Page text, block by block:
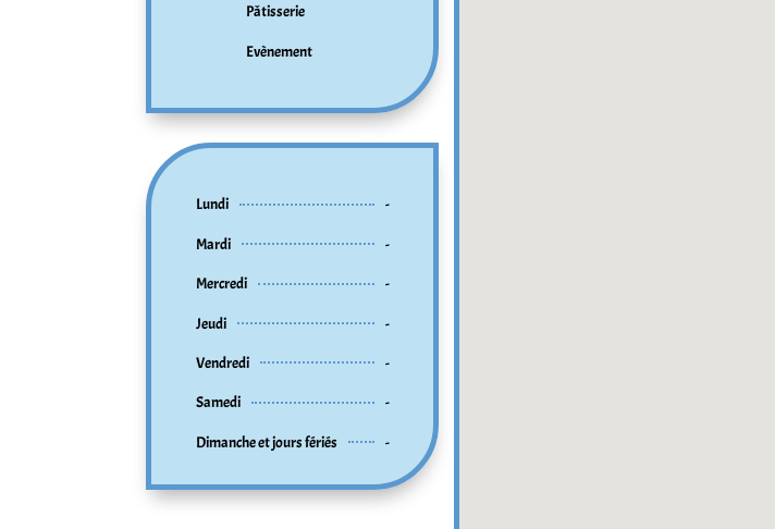
Pâtisserie
Evènement
Lundi -
Mardi -
Mercredi -
Jeudi -
Vendredi -
Samedi -
Dimanche et jours fériés -